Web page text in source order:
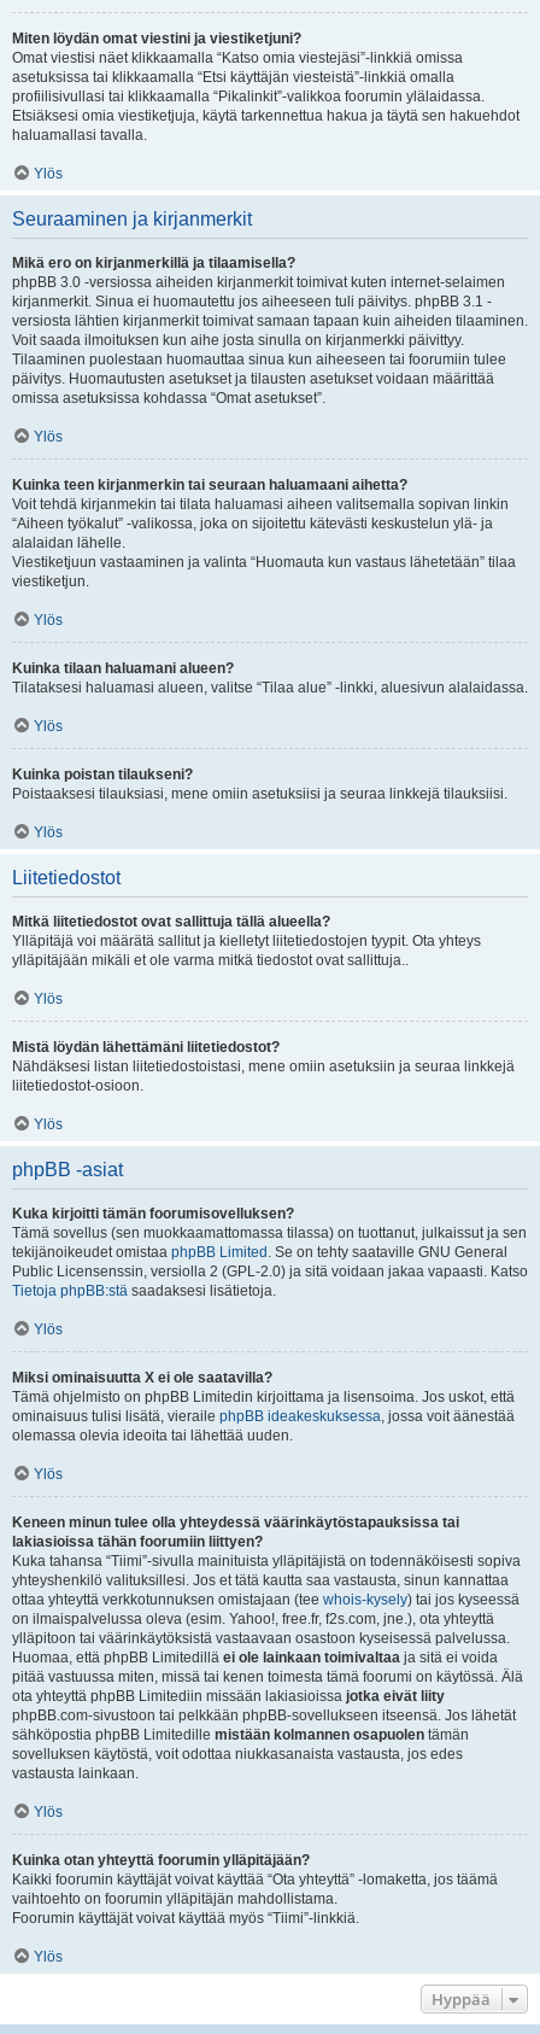
Miten löydän omat viestini ja viestiketjuni?
Omat viestisi näet klikkaamalla “Katso omia viestejäsi”-linkkiä omissa
asetuksissa tai klikkaamalla “Etsi käyttäjän viesteistä”-linkkiä omalla
profiilisivullasi tai klikkaamalla “Pikalinkit”-valikkoa foorumin ylälaidassa.
Etsiäksesi omia viestiketjuja, käytä tarkennettua hakua ja täytä sen hakuehdot
haluamallasi tavalla.
Ylös
Seuraaminen ja kirjanmerkit
Mikä ero on kirjanmerkillä ja tilaamisella?
phpBB 3.0 -versiossa aiheiden kirjanmerkit toimivat kuten internet-selaimen
kirjanmerkit. Sinua ei huomautettu jos aiheeseen tuli päivitys. phpBB 3.1 -
versiosta lähtien kirjanmerkit toimivat samaan tapaan kuin aiheiden tilaaminen.
Voit saada ilmoituksen kun aihe josta sinulla on kirjanmerkki päivittyy.
Tilaaminen puolestaan huomauttaa sinua kun aiheeseen tai foorumiin tulee
päivitys. Huomautusten asetukset ja tilausten asetukset voidaan määrittää
omissa asetuksissa kohdassa “Omat asetukset”.
Ylös
Kuinka teen kirjanmerkin tai seuraan haluamaani aihetta?
Voit tehdä kirjanmekin tai tilata haluamasi aiheen valitsemalla sopivan linkin
“Aiheen työkalut” -valikossa, joka on sijoitettu kätevästi keskustelun ylä- ja
alalaidan lähelle.
Viestiketjuun vastaaminen ja valinta “Huomauta kun vastaus lähetetään” tilaa
viestiketjun.
Ylös
Kuinka tilaan haluamani alueen?
Tilataksesi haluamasi alueen, valitse “Tilaa alue” -linkki, aluesivun alalaidassa.
Ylös
Kuinka poistan tilaukseni?
Poistaaksesi tilauksiasi, mene omiin asetuksiisi ja seuraa linkkejä tilauksiisi.
Ylös
Liitetiedostot
Mitkä liitetiedostot ovat sallittuja tällä alueella?
Ylläpitäjä voi määrätä sallitut ja kielletyt liitetiedostojen tyypit. Ota yhteys
ylläpitäjään mikäli et ole varma mitkä tiedostot ovat sallittuja..
Ylös
Mistä löydän lähettämäni liitetiedostot?
Nähdäksesi listan liitetiedostoistasi, mene omiin asetuksiin ja seuraa linkkejä
liitetiedostot-osioon.
Ylös
phpBB -asiat
Kuka kirjoitti tämän foorumisovelluksen?
Tämä sovellus (sen muokkaamattomassa tilassa) on tuottanut, julkaissut ja sen
tekijänoikeudet omistaa phpBB Limited . Se on tehty saataville GNU General
Public Licensenssin, versiolla 2 (GPL-2.0) ja sitä voidaan jakaa vapaasti. Katso
Tietoja phpBB:stä saadaksesi lisätietoja.
Ylös
Miksi ominaisuutta X ei ole saatavilla?
Tämä ohjelmisto on phpBB Limitedin kirjoittama ja lisensoima. Jos uskot, että
ominaisuus tulisi lisätä, vieraile phpBB ideakeskuksessa, jossa voit äänestää
olemassa olevia ideoita tai lähettää uuden.
Ylös
Keneen minun tulee olla yhteydessä väärinkäytöstapauksissa tai
lakiasioissa tähän foorumiin liittyen?
Kuka tahansa “Tiimi”-sivulla mainituista ylläpitäjistä on todennäköisesti sopiva
yhteyshenkilö valituksillesi. Jos et tätä kautta saa vastausta, sinun kannattaa
ottaa yhteyttä verkkotunnuksen omistajaan (tee whois-kysely) tai jos kyseessä
on ilmaispalvelussa oleva (esim. Yahoo!, free.fr, f2s.com, jne.), ota yhteyttä
ylläpitoon tai väärinkäytöksistä vastaavaan osastoon kyseisessä palvelussa.
Huomaa, että phpBB Limitedillä ei ole lainkaan toimivaltaa ja sitä ei voida
pitää vastuussa miten, missä tai kenen toimesta tämä foorumi on käytössä. Älä
ota yhteyttä phpBB Limitediin missään lakiasioissa jotka eivät liity
phpBB.com-sivustoon tai pelkkään phpBB-sovellukseen itseensä. Jos lähetät
sähköpostia phpBB Limitedille mistään kolmannen osapuolen tämän
sovelluksen käytöstä, voit odottaa niukkasanaista vastausta, jos edes
vastausta lainkaan.
Ylös
Kuinka otan yhteyttä foorumin ylläpitäjään?
Kaikki foorumin käyttäjät voivat käyttää “Ota yhteyttä” -lomaketta, jos täämä
vaihtoehto on foorumin ylläpitäjän mahdollistama.
Foorumin käyttäjät voivat käyttää myös “Tiimi”-linkkiä.
Ylös
Hyppää